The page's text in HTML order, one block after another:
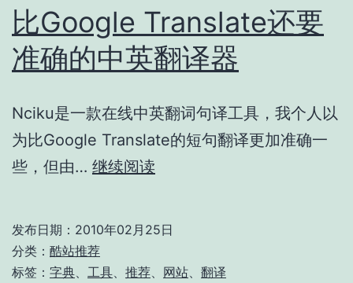
比Google Translate还要
准确的中英翻译器
Nciku是一款在线中英翻词句译工具，我个人以
为比Google Translate的短句翻译更加准确一
些，但由… 继续阅读
要
发布日期： 2010年02月25日
分类： 酷站推荐
标签： 字典 工具 推荐 网站 翻译